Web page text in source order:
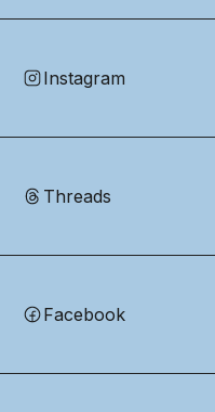
Instagram
Threads
Facebook